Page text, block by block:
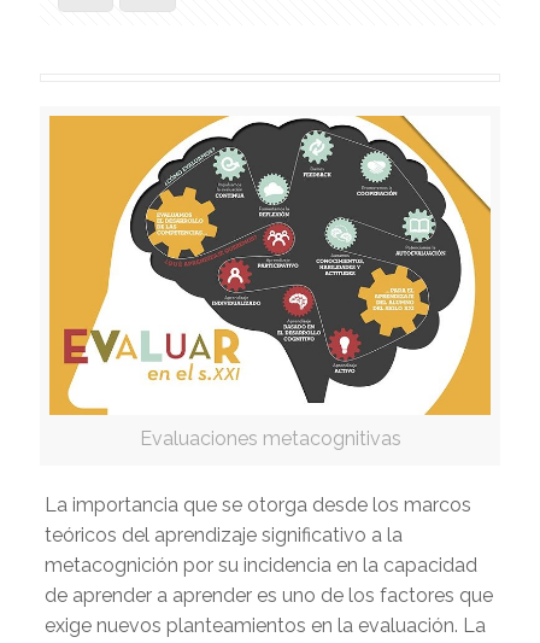
Evaluaciones metacognitivas
La importancia que se otorga desde los marcos
teóricos del aprendizaje significativo a la
metacognición por su incidencia en la capacidad
de aprender a aprender es uno de los factores que
exige nuevos planteamientos en la evaluación. La